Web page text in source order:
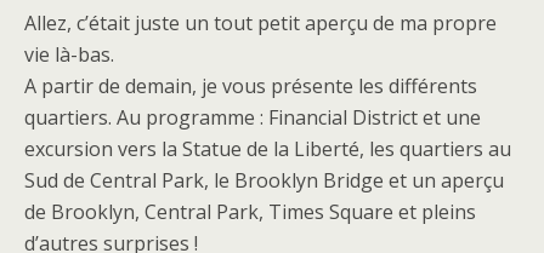
Allez, c’était juste un tout petit aperçu de ma propre
vie là-bas.
A partir de demain, je vous présente les différents
quartiers. Au programme : Financial District et une
excursion vers la Statue de la Liberté, les quartiers au
Sud de Central Park, le Brooklyn Bridge et un aperçu
de Brooklyn, Central Park, Times Square et pleins
d’autres surprises !